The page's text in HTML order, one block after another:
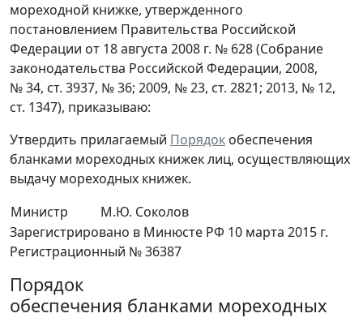
мореходной книжке, утвержденного
постановлением Правительства Российской
Федерации от 18 августа 2008 г. № 628 (Собрание
законодательства Российской Федерации, 2008,
№ 34, ст. 3937, № 36; 2009, № 23, ст. 2821; 2013, № 12,
ст. 1347), приказываю:
Утвердить прилагаемый Порядок обеспечения
бланками мореходных книжек лиц, осуществляющих
выдачу мореходных книжек.
Министр
М.Ю. Соколов
Зарегистрировано в Минюсте РФ 10 марта 2015 г.
Регистрационный № 36387
Порядок
обеспечения бланками мореходных